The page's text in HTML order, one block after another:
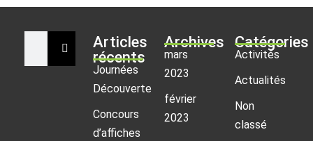
Articles
récents
Journées
Découverte
Concours
d’affiches
Archives
mars
2023
février
2023
Catégories
Activités
Actualités
Non
classé